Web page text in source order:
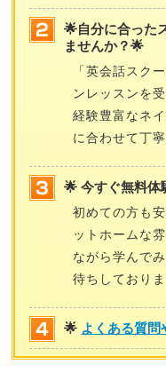
🌟自分に合った
ませんか？🌟
「英会話スク
ンレッスンを
経験豊富なネ
に合わせて丁
🌟 今すぐ無料体
初めての方も
ットホームな
ながら学んで
待ちしておりま
🌟 よくある質問